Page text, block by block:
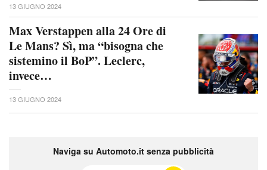
13 GIUGNO 2024
Max Verstappen alla 24 Ore di
Le Mans? Sì, ma “bisogna che
sistemino il BoP”. Leclerc,
invece…
13 GIUGNO 2024
Naviga su Automoto.it senza pubblicità